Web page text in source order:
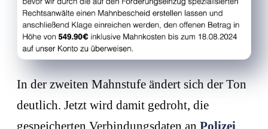
In der zweiten Mahnstufe ändert sich der Ton
deutlich. Jetzt wird damit gedroht, die
gespeicherten Verbindungsdaten an Polizei